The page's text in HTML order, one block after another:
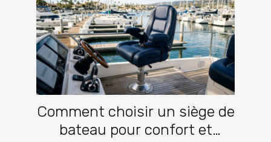
Comment choisir un siège de
bateau pour confort et